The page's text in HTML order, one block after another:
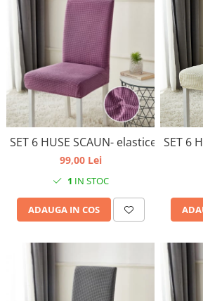
SET 6 HUSE SCAUN- elastice,
99,00 Lei
1 IN STOC
ADAUGA IN COS
SET 6